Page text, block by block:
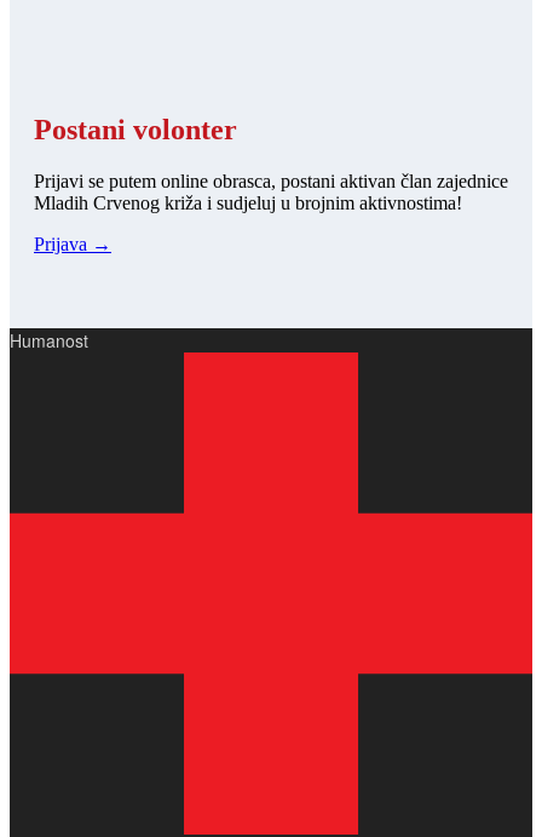
Postani volonter
Prijavi se putem online obrasca, postani aktivan član zajednice
Mladih Crvenog križa i sudjeluj u brojnim aktivnostima!
Prijava →
Humanost